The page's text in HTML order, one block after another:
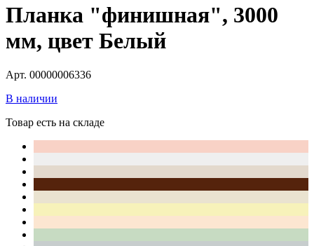
Планка "финишная", 3000
мм, цвет Белый
Арт. 00000006336
В наличии
Товар есть на складе